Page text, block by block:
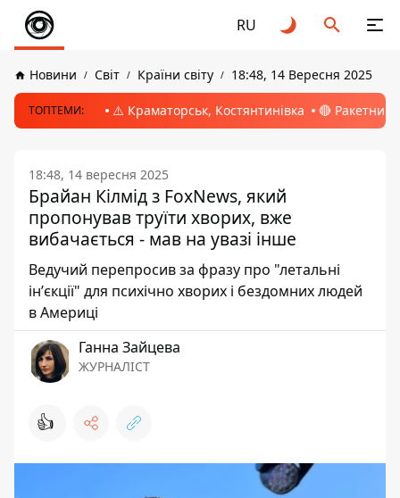
RU
Новини Світ Країни світу 18:48, 14 Вересня 2025
ТОПТЕМИ: ⚠️ Краматорськ, Костянтинівка 🔴 Ракетний
18:48, 14 вересня 2025
Брайан Кілмід з FoxNews, який
пропонував труїти хворих, вже
вибачається - мав на увазі інше
Ведучий перепросив за фразу про "летальні
інʼєкції" для психічно хворих і бездомних людей
в Америці
Ганна Зайцева
ЖУРНАЛІСТ
👍